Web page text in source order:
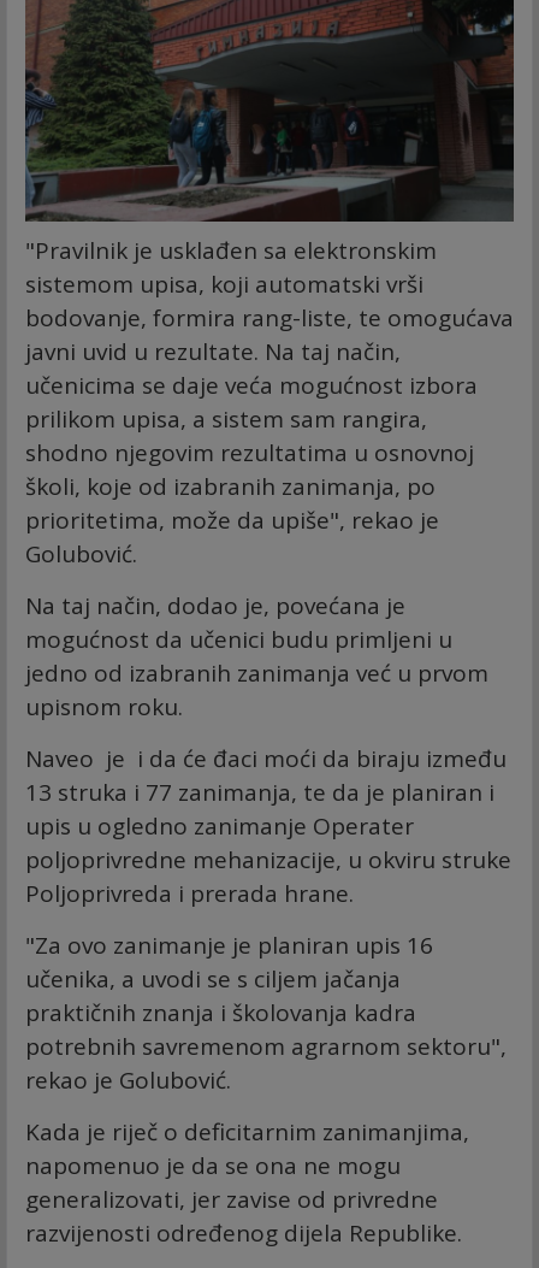
"Pravilnik je usklađen sa elektronskim
sistemom upisa, koji automatski vrši
bodovanje, formira rang-liste, te omogućava
javni uvid u rezultate. Na taj način,
učenicima se daje veća mogućnost izbora
prilikom upisa, a sistem sam rangira,
shodno njegovim rezultatima u osnovnoj
školi, koje od izabranih zanimanja, po
prioritetima, može da upiše", rekao je
Golubović.
Na taj način, dodao je, povećana je
mogućnost da učenici budu primljeni u
jedno od izabranih zanimanja već u prvom
upisnom roku.
Naveo je i da će đaci moći da biraju između
13 struka i 77 zanimanja, te da je planiran i
upis u ogledno zanimanje Operater
poljoprivredne mehanizacije, u okviru struke
Poljoprivreda i prerada hrane.
"Za ovo zanimanje je planiran upis 16
učenika, a uvodi se s ciljem jačanja
praktičnih znanja i školovanja kadra
potrebnih savremenom agrarnom sektoru",
rekao je Golubović.
Kada je riječ o deficitarnim zanimanjima,
napomenuo je da se ona ne mogu
generalizovati, jer zavise od privredne
razvijenosti određenog dijela Republike.